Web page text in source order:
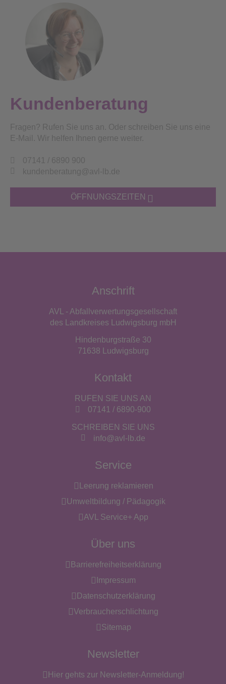
Kundenberatung
Fragen? Rufen Sie uns an. Oder schreiben Sie uns eine
E-Mail. Wir helfen Ihnen gerne weiter.
07141 / 6890 900
kundenberatung@avl-lb.de
ÖFFNUNGSZEITEN
Anschrift
AVL - Abfallverwertungsgesellschaft
des Landkreises Ludwigsburg mbH
Hindenburgstraße 30
71638 Ludwigsburg
Kontakt
RUFEN SIE UNS AN
07141 / 6890-900
SCHREIBEN SIE UNS
info@avl-lb.de
Service
Leerung reklamieren
Umweltbildung / Pädagogik
AVL Service+ App
Über uns
Barrierefreiheitserklärung
Impressum
Datenschutzerklärung
Verbraucherschlichtung
Sitemap
Newsletter
Hier gehts zur Newsletter-Anmeldung!